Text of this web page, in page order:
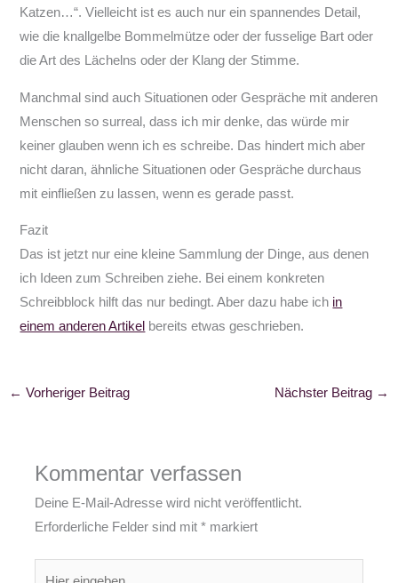
Katzen…“. Vielleicht ist es auch nur ein spannendes Detail,
wie die knallgelbe Bommelmütze oder der fusselige Bart oder
die Art des Lächelns oder der Klang der Stimme.
Manchmal sind auch Situationen oder Gespräche mit anderen
Menschen so surreal, dass ich mir denke, das würde mir
keiner glauben wenn ich es schreibe. Das hindert mich aber
nicht daran, ähnliche Situationen oder Gespräche durchaus
mit einfließen zu lassen, wenn es gerade passt.
Fazit
Das ist jetzt nur eine kleine Sammlung der Dinge, aus denen
ich Ideen zum Schreiben ziehe. Bei einem konkreten
Schreibblock hilft das nur bedingt. Aber dazu habe ich in
einem anderen Artikel bereits etwas geschrieben.
← Vorheriger Beitrag Nächster Beitrag →
Kommentar verfassen
Deine E-Mail-Adresse wird nicht veröffentlicht.
Erforderliche Felder sind mit* markiert